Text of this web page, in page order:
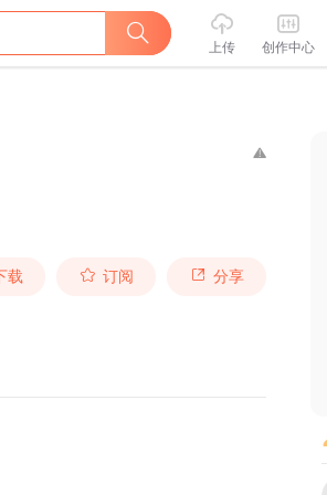
上传 创作中心
载 订阅 分享